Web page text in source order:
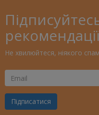
Не хвилюйтеся, ніякого
Ваш
Email
Підписатися